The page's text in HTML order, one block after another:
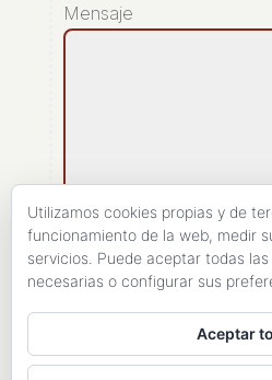
Mensaje
[recaptcha]
Utilizamos cookies propias y de
funcionamiento de la web, medir
servicios. Puede aceptar todas
necesarias o configurar sus
Aceptar